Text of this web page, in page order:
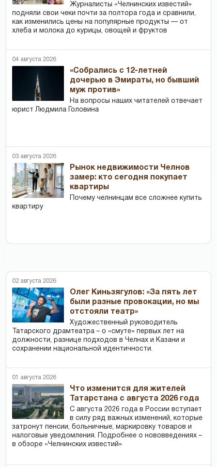
Журналисты «Челнинских известий»
подняли свои чеки почти за полтора года и сравнили,
как изменились цены на популярные продукты — от
хлеба и молока до курицы, овощей и фруктов
04 августа 2026
«Собрались с 12-летней
дочерью в Эмираты, но бывший
муж против»
На вопросы наших читателей отвечает
юрист Людмила Головина
03 августа 2026
Рынок недвижимости Челнов
замер: кто сегодня покупает
квартиры
Почему челнинцам все сложнее купить
квартиру
02 августа 2026
Олег Киньзягулов: «За пять лет
были разные провокации, но мы
отстояли театр»
Художественный руководитель
Татарского драмтеатра – о «смуте» первых лет на
должности, разнице подходов в Челнах и Казани и
сохранении национальной идентичности.
01 августа 2026
Что изменится для жителей
Татарстана с августа 2026 года
С августа 2026 года в России вступает
в силу ряд важных изменений, которые
затронут пенсии, больничные, маркировку товаров и
налоговые уведомления. Подробнее о нововведениях –
в обзоре «Челнинских известий»